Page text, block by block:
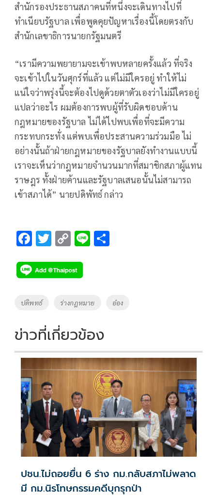
สำนักรองประธานสภาคนที่หนึ่งจะเดินทางไปที่
ทำเนียบรัฐบาล เพื่อพูดคุยปัญหาเรื่องนี้โดยตรงกับ
สำนักเลขาธิการนายกรัฐมนตรี
“เรามีความพยายามจะเข้าพบหลายครั้งแล้ว ที่จริง
จะเข้าไปในวันศุกร์ที่แล้ว แต่ไม่มีใครอยู่ ทำให้ไม่
แน่ใจว่าพรุ่งนี้จะต้องไปดูด้วยตาตัวเองว่าไม่มีใครอยู่
แปลว่าอะไร ผมต้องการพบผู้ที่รับผิดชอบด้าน
กฎหมายของรัฐบาล ไม่ได้ไปพบเพื่อที่จะมีความ
กระทบกระทั่ง แต่พบเพื่อประสานความร่วมมือ ไม่
อย่างนั้นถ้าฝ่ายกฎหมายของรัฐบาลยังทำงานแบบนี้
เราจะเห็นว่ากฎหมายจำนวนมากที่สมาชิกสภาผู้แทน
ราษฎร ทั้งฝ่ายค้านและรัฐบาลเสนอนั้นไม่สามารถ
เข้าสภาได้” นายปดิพัทธ์ กล่าว
F
e
b
o
k
T
tt
er
C
p
y
Li
k
Li
Tags
ปดิพทธ์ ร่างกฎหมาย อ๋อง
ข่าวที่เกี่ยวข้อง
ปชน.ไม่ถอยยื่น 6 ร่าง กม.กลับสภาไม่พลาด
มี กม.นิรโทษกรรมคดีบุกรุกป่า